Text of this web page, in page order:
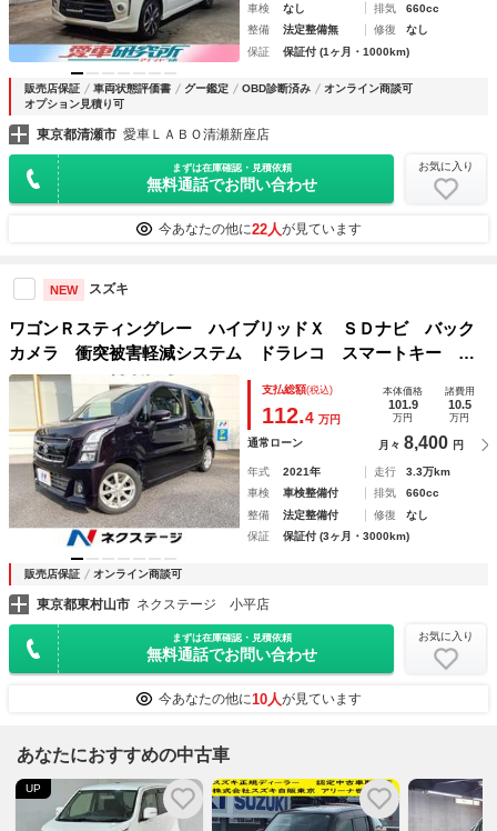
車検
なし 排気
660cc
整備
法定整備無 修復
なし
保証
保証付 (1ヶ月・1000km)
販売店保証 車両状態評価書 グー鑑定 OBD診断済み
オンライン商談可
オプション見積り可
東京都清瀬市 愛車ＬＡＢＯ清瀬新座店
まずは在庫確認・見積依頼
無料通話でお問い合わせ
お気に入り
今あなたの他に22人が見ています
NEW スズキ
ワゴンＲスティングレー ハイブリッドＸ ＳＤナビ バック
カメラ 衝突被害軽減システム ドラレコ スマートキー Ｌ
ＥＤヘッド ビルトインＥＴＣ 純正１４インチアルミ 車線
逸脱警報 オートライト オートエアコン Ｂｌｕｅｔｏｏｔ
ｈ ＣＤ
支払総額(税込)
112.4 万円
本体価格
101.9
万円
諸費用
10.5
万円
通常ローン 月々 8,400 円
年式 2021年 走行
3.3万km
車検
車検整備付 排気
660cc
整備
法定整備付 修復
なし
保証
保証付 (3ヶ月・3000km)
販売店保証 オンライン商談可
東京都東村山市 ネクステージ 小平店
まずは在庫確認・見積依頼
無料通話でお問い合わせ
お気に入り
今あなたの他に10人が見ています
あなたにおすすめの中古車
UP